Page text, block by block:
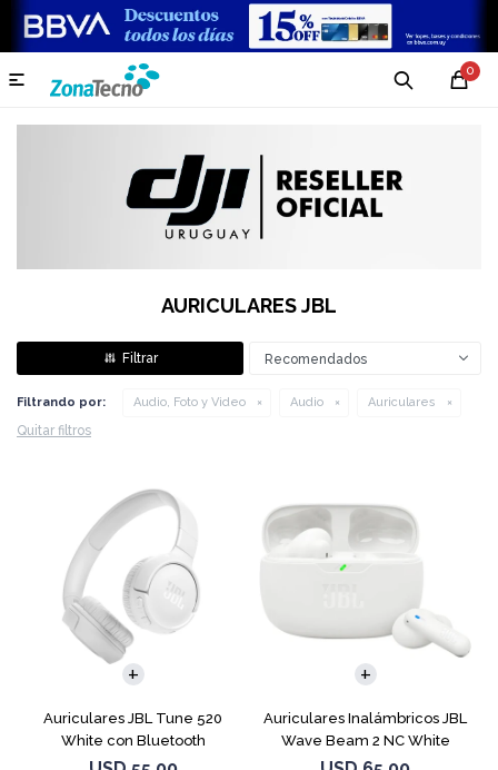
0

AURICULARES JBL
Recomendados
Filtrando por: Audio, Foto y Video Audio Auriculares
Quitar filtros
Auriculares JBL Tune 520
White con Bluetooth
Auriculares Inalámbricos JBL
Wave Beam 2 NC White